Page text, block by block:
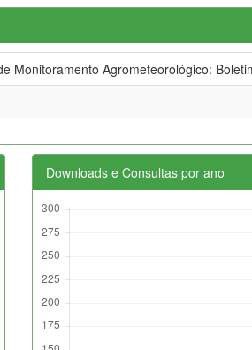
Monitoramento Agrometeorológico:
Downloads e Consultas por ano